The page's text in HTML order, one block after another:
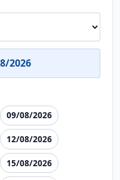
2026
09/08/2026
12/08/2026
15/08/2026